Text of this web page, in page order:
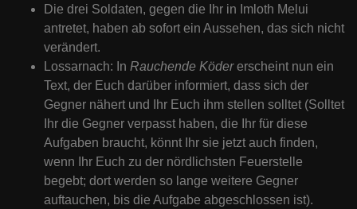
Die drei Soldaten, gegen die Ihr in Imloth Melui
antretet, haben ab sofort ein Aussehen, das sich nicht
verändert.
Lossarnach: In Rauchende Ködererscheint nun ein
Text, der Euch darüber informiert, dass sich der
Gegner nähert und Ihr Euch ihm stellen solltet (Solltet
Ihr die Gegner verpasst haben, die Ihr für diese
Aufgaben braucht, könnt Ihr sie jetzt auch finden,
wenn Ihr Euch zu der nördlichsten Feuerstelle
begebt; dort werden so lange weitere Gegner
auftauchen, bis die Aufgabe abgeschlossen ist).